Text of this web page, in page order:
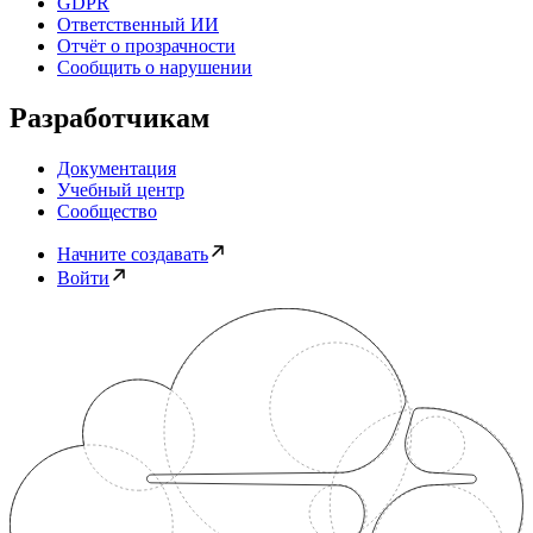
Ответственный ИИ
Отчёт о прозрачности
Сообщить о нарушении
Разработчикам
Документация
Учебный центр
Сообщество
Начните создавать
Войти